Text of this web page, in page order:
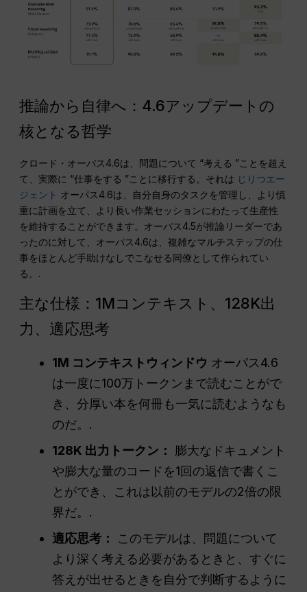
推論から自律へ：4.6アップデートの
核となる哲学
クロード・オーパス4.6は、問題について “考える ”ことを超え
て、実際に “仕事をする ”ことに移行する。それは じりつエー
ジェント オーパス4.6は、自分自身のタスクを管理し、より慎
重に計画を立て、より長い作業セッションにわたって生産性
を維持することができます。オーパス4.5が推論リーダーであ
ったのに対して、オーパス4.6は、複雑なマルチステップの仕
事をほとんど手助けなしでこなせる同僚として作られてい
る。.
主な仕様：1Mコンテキスト、128K出
力、適応思考
1M コンテキストウィンドウ オーパス4.6
は一度に100万トークンまで読むことがで
き、分厚い本を何冊も一気に読むようなも
のだ。.
128K 出力トークン：
膨大なドキュメント
や膨大な量のコードを1回の返信で書くこ
とができ、これは以前のモデルの2倍の限
界だ。.
適応思考：
このモデルは、問題について
より深く考える必要があるときと、すぐに
答えが出せるときを自分で判断するように